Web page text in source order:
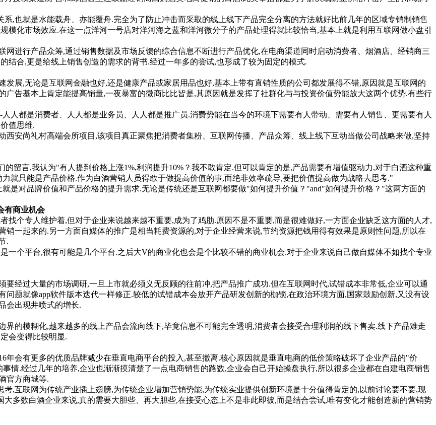
就是水能载舟、亦能覆舟.完全为了防止冲击而采取的线上线下产品完全分离的方法就好比前几年的区域专销制销售
化市场效应.在这一点洋河一号店对洋河海之蓝和洋河微分子的产品处理得就比较恰当,基本上就是利用互联网做小盘引
行产品众筹,通过销售数据及市场反馈的综合信息不断进行产品优化,在电商渠道同时启动消费者、烟酒店、经销商三
结合,更是给线上销售创造的需求的背书.经过一年多的尝试,也形成了较为固定的模式.
,无论是互联网金融也好,还是健康产品或家居用品也好,基本上带有直销性质的公司都发展得不错,原因就是互联网的
告基本上肯定能提高销量,一夜暴富的微商比比皆是,其原因就是发挥了社群化与与投资价值势能放大这两个优势.有些行
都是消费者、人人都是业务员、人人都是推广员.消费势能在当今的环境下需要有人带动、需要有人销售、更需要有人
值思维.
安尚礼村高端会所项目,该项目真正聚焦把消费者集粉、互联网传播、产品众筹、线上线下互动当做公司战略来做,坚持
言,我认为"有人提到价格上涨1%,利润提升10%？我不敢肯定.但可以肯定的是,产品需要有增值驱动力,对于白酒这种重
就只能是产品价格.作为白酒营销人员得敢于做提高价值的事,而绝非效率疏导,要把价值提高做为战略去思考."
对品牌价值和产品价格的提升需求.无论是传统还是互联网都要做"如何提升价值？"and"如何提升价格？"这两方面的
有商业机会
个专人维护着,但对于企业来说越来越不重要,成为了鸡肋.原因不是不重要,而是很难做好,一方面企业缺乏这方面的人才,
一起来的.另一方面自媒体的推广是相当耗费资源的,对于企业经营来说,节约资源把钱用得有效果是原则性问题,所以在
.
个平台,很有可能是几个平台.之后大V的商业化也会是个比较不错的商业机会.对于企业来说自己做自媒体不如找个专业
过大量的市场调研,一旦上市就必须义无反顾的往前冲,把产品推广成功.但在互联网时代,试错成本非常低,企业可以通
题就像app软件版本迭代一样修正.较低的试错成本会放开产品研发创新的枷锁,在政治环境方面,国家鼓励创新,又没有设
会出现井喷式的增长.
模糊化,越来越多的线上产品会流向线下,毕竟信息不可能完全透明,消费者会接受合理利润的线下售卖.线下产品难走
会变得比较明显.
会有更多的优质品牌减少在垂直电商平台的投入,甚至撤离.核心原因就是垂直电商的低价策略破坏了企业产品的"价
情.经过几年的培养,企业也渐渐摸清楚了一点电商销售的路数,企业会自己开始操盘执行,所以很多企业都在自建电商销售
官方商城等.
互联网为传统产业插上翅膀,为传统企业增加营销势能,为传统实业提供创新环境是十分值得肯定的,以前讨论要不要,现
多数白酒企业来说,真的需要大胆些、再大胆些,在接受心态上不是非此即彼,而是结合尝试,唯有变化才能创造新的营销势